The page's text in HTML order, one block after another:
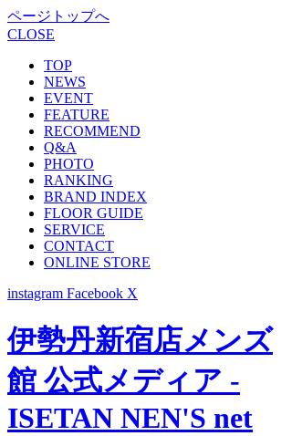
ページトップへ
CLOSE
TOP
NEWS
EVENT
FEATURE
RECOMMEND
Q&A
PHOTO
RANKING
BRAND INDEX
FLOOR GUIDE
SERVICE
CONTACT
ONLINE STORE
instagram Facebook X
伊勢丹新宿店メンズ
館 公式メディア -
ISETAN NEN'S net